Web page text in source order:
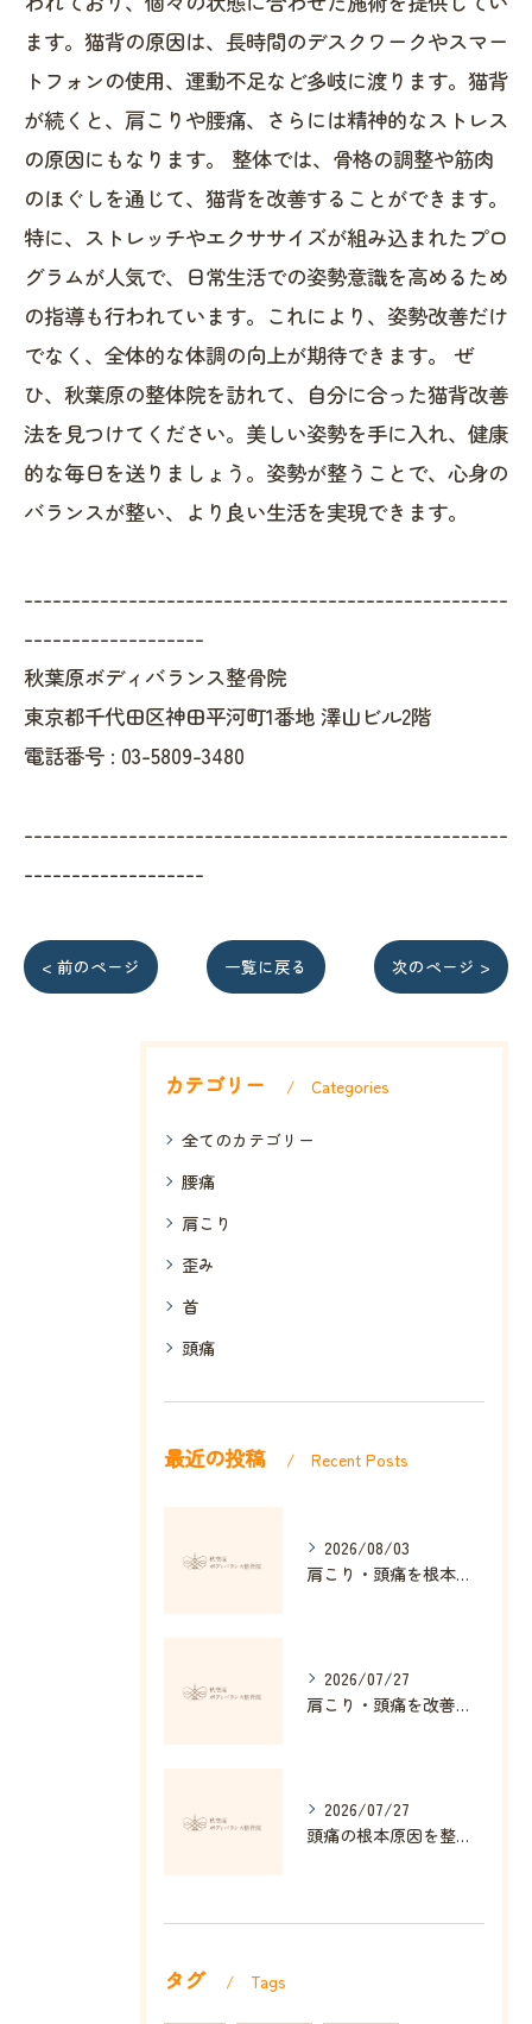
ます。猫背の原因は、長時間のデスクワークやスマー
トフォンの使用、運動不足など多岐に渡ります。猫背
が続くと、肩こりや腰痛、さらには精神的なストレス
の原因にもなります。 整体では、骨格の調整や筋肉
のほぐしを通じて、猫背を改善することができます。
特に、ストレッチやエクササイズが組み込まれたプロ
グラムが人気で、日常生活での姿勢意識を高めるため
の指導も行われています。これにより、姿勢改善だけ
でなく、全体的な体調の向上が期待できます。 ぜ
ひ、秋葉原の整体院を訪れて、自分に合った猫背改善
法を見つけてください。美しい姿勢を手に入れ、健康
的な毎日を送りましょう。姿勢が整うことで、心身の
バランスが整い、より良い生活を実現できます。
---------------------------------------------------
-------------------
秋葉原ボディバランス整骨院
東京都千代田区神田平河町1番地 澤山ビル2階
電話番号 : 03-5809-3480
---------------------------------------------------
-------------------
< 前のページ 一覧に戻る 次のページ >
カテゴリー Categories
全てのカテゴリー
腰痛
肩こり
歪み
首
頭痛
最近の投稿 Recent Posts
2026/08/03
肩こり・頭痛を根本改善する整体の秘訣
2026/07/27
肩こり・頭痛を改善する姿勢矯正の効果とは
2026/07/27
頭痛の根本原因を整体で解消する方法
タグ Tags